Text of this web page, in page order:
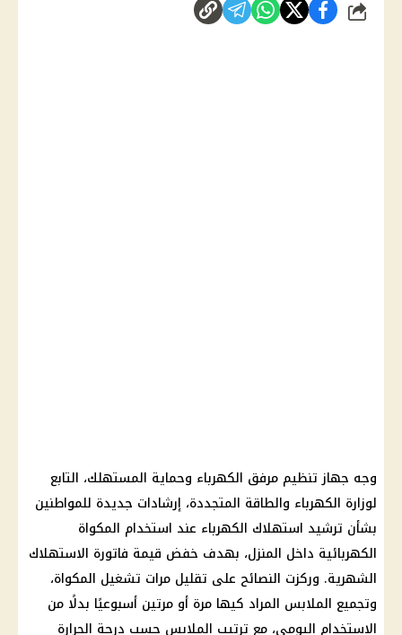
شارك
وجه جهاز تنظيم مرفق الكهرباء وحماية المستهلك، التابع
لوزارة الكهرباء والطاقة المتجددة، إرشادات جديدة للمواطنين
بشأن ترشيد استهلاك الكهرباء عند استخدام المكواة
الكهربائية داخل المنزل، بهدف خفض قيمة فاتورة الاستهلاك
الشهرية. وركزت النصائح على تقليل مرات تشغيل المكواة،
وتجميع الملابس المراد كيها مرة أو مرتين أسبوعيًا بدلًا من
الاستخدام اليومي، مع ترتيب الملابس حسب درجة الحرارة